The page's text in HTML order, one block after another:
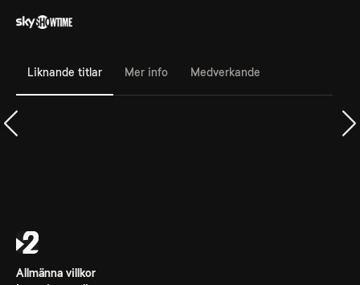
Liknande titlar Mer info Medverkande
Allmänna villkor